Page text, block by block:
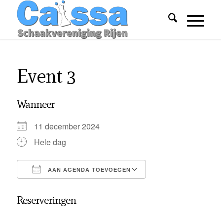
Event 3
Wanneer
11 december 2024
Hele dag
AAN AGENDA TOEVOEGEN
Reserveringen